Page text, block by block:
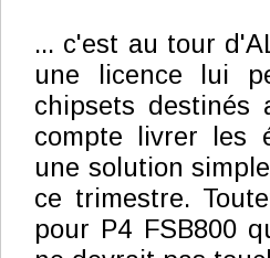
... c'est au tour
une licence lui
chipsets destinés
compte livrer les
une solution
ce trimestre.
pour P4 FSB800